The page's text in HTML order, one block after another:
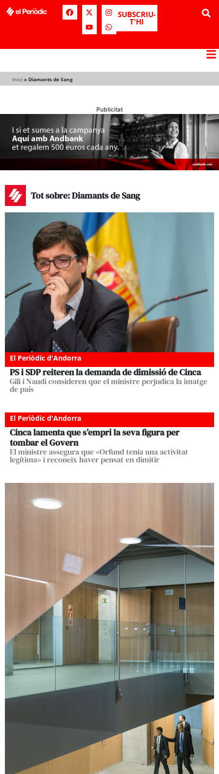
SUBSCRIU-
T'HI
Inici » Diamants de Sang
Publicitat
Tot sobre: Diamants de Sang
El Periòdic d'Andorra
PS i SDP reiteren la demanda de dimissió de Cinca
Gili i Naudi consideren que el ministre perjudica la imatge
de país
El Periòdic d'Andorra
Cinca lamenta que s’empri la seva figura per
tombar el Govern
El ministre assegura que «Orfund tenia una activitat
legítima» i reconeix haver pensat en dimitir